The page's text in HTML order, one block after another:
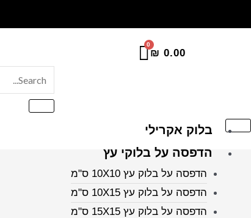
לתוכן
0.00
₪
בלוק אקרילי
הדפסה על בלוקי עץ
הדפסה על בלוק עץ 10X10 ס"מ
הדפסה על בלוק עץ 10X15 ס"מ
הדפסה על בלוק עץ 15X15 ס"מ